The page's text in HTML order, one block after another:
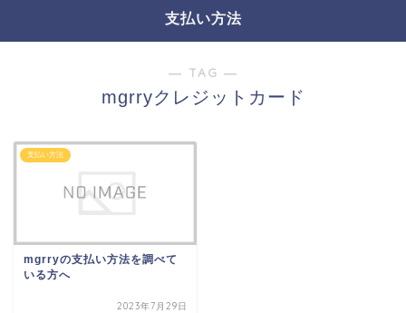
支払い方法
― TAG ―
mgrryクレジットカード
支払い方法
mgrryの支払い方法を調べて
いる方へ
2023年7月29日